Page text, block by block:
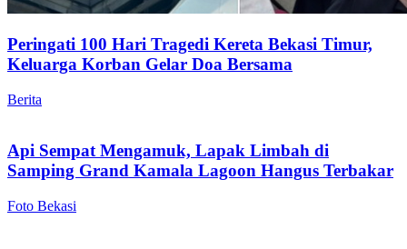
Peringati 100 Hari Tragedi Kereta Bekasi Timur,
Keluarga Korban Gelar Doa Bersama
Berita
Api Sempat Mengamuk, Lapak Limbah di
Samping Grand Kamala Lagoon Hangus Terbakar
Foto Bekasi